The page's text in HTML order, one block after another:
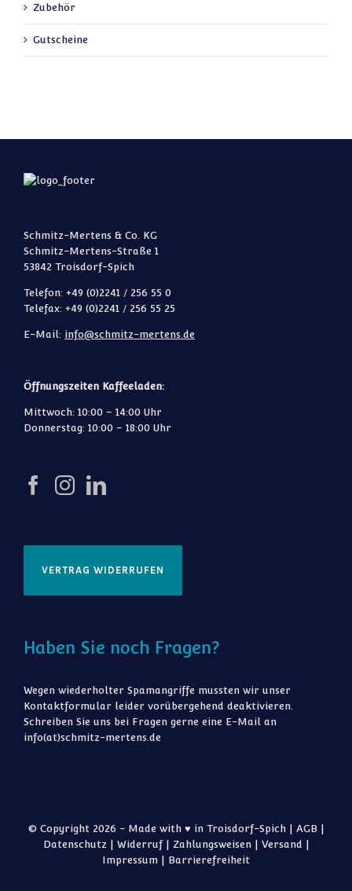
Zubehör
Gutscheine
Schmitz-Mertens & Co. KG
Schmitz-Mertens-Straße 1
53842 Troisdorf-Spich
Telefon: +49 (0)2241 / 256 55 0
Telefax: +49 (0)2241 / 256 55 25
E-Mail: info@schmitz-mertens.de
Öffnungszeiten Kaffeeladen:
Mittwoch: 10:00 – 14:00 Uhr
Donnerstag: 10:00 – 18:00 Uhr
VERTRAG WIDERRUFEN
Haben Sie noch Fragen?
Wegen wiederholter Spamangriffe mussten wir unser
Kontaktformular leider vorübergehend deaktivieren.
Schreiben Sie uns bei Fragen gerne eine E-Mail an
info(at)schmitz-mertens.de
© Copyright 2026 - Made with ♥ in Troisdorf-Spich | AGB |
Datenschutz | Widerruf| Zahlungsweisen| Versand |
Impressum | Barrierefreiheit